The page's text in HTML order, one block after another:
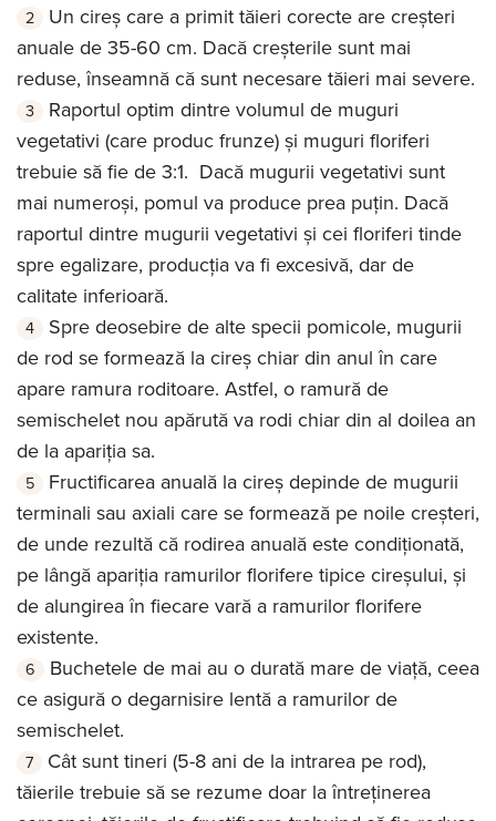
Un cireș care a primit tăieri corecte are creșteri
anuale de 35-60 cm. Dacă creșterile sunt mai
reduse, înseamnă că sunt necesare tăieri mai severe.
Raportul optim dintre volumul de muguri
vegetativi (care produc frunze) și muguri floriferi
trebuie să fie de 3:1. Dacă mugurii vegetativi sunt
mai numeroși, pomul va produce prea puțin. Dacă
raportul dintre mugurii vegetativi și cei floriferi tinde
spre egalizare, producția va fi excesivă, dar de
calitate inferioară.
Spre deosebire de alte specii pomicole, mugurii
de rod se formează la cireș chiar din anul în care
apare ramura roditoare. Astfel, o ramură de
semischelet nou apărută va rodi chiar din al doilea an
de la apariția sa.
Fructificarea anuală la cireș depinde de mugurii
terminali sau axiali care se formează pe noile creșteri,
de unde rezultă că rodirea anuală este condiționată,
pe lângă apariția ramurilor florifere tipice cireșului, și
de alungirea în fiecare vară a ramurilor florifere
existente.
Buchetele de mai au o durată mare de viață, ceea
ce asigură o degarnisire lentă a ramurilor de
semischelet.
Cât sunt tineri (5-8 ani de la intrarea pe rod),
tăierile trebuie să se rezume doar la întreținerea